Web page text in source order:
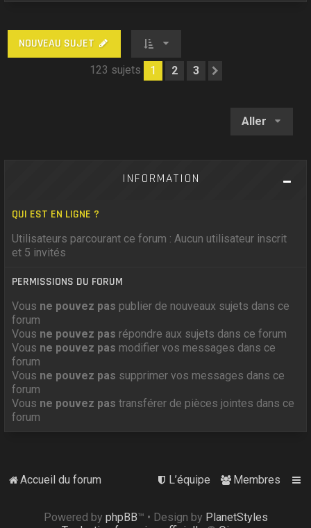
NOUVEAU SUJET
123 sujets 1 2 3
Aller
INFORMATION
QUI EST EN LIGNE ?
Utilisateurs parcourant ce forum : Aucun utilisateur inscrit
et 5 invités
PERMISSIONS DU FORUM
Vous ne pouvez pas publier de nouveaux sujets dans ce
forum
Vous ne pouvez pas répondre aux sujets dans ce forum
Vous ne pouvez pas modifier vos messages dans ce
forum
Vous ne pouvez pas supprimer vos messages dans ce
forum
Vous ne pouvez pas transférer de pièces jointes dans ce
forum
Accueil du forum Membres
L’équipe
Powered by phpBB™ • Design by PlanetStyles